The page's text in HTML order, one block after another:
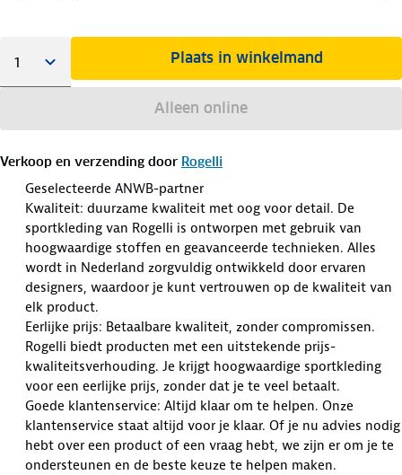
Plaats in winkelmand
Alleen online
Verkoop en verzending door Rogelli
Geselecteerde ANWB-partner
Kwaliteit: duurzame kwaliteit met oog voor detail. De
sportkleding van Rogelli is ontworpen met gebruik van
hoogwaardige stoffen en geavanceerde technieken. Alles
wordt in Nederland zorgvuldig ontwikkeld door ervaren
designers, waardoor je kunt vertrouwen op de kwaliteit van
elk product.
Eerlijke prijs: Betaalbare kwaliteit, zonder compromissen.
Rogelli biedt producten met een uitstekende prijs-
kwaliteitsverhouding. Je krijgt hoogwaardige sportkleding
voor een eerlijke prijs, zonder dat je te veel betaalt.
Goede klantenservice: Altijd klaar om te helpen. Onze
klantenservice staat altijd voor je klaar. Of je nu advies nodig
hebt over een product of een vraag hebt, we zijn er om je te
ondersteunen en de beste keuze te helpen maken.